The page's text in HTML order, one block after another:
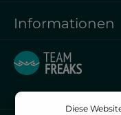
Informationen
Diese